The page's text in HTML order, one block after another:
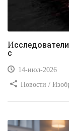
Исследователи сбросили пароль кошелька Tangem
с
14-июл-2026
Новости /